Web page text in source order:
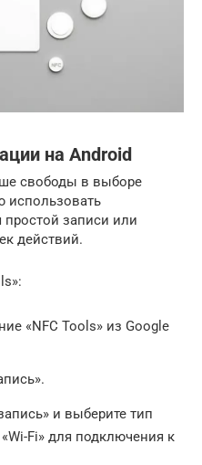
на Android
свободы в выборе
использовать
простой записи или
действий.
«NFC Tools» из Google
и выберите тип
Fi» для подключения к